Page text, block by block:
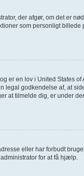
der afgør, om det er
som personligt
er en lov i United States
godkendelse af, at
at tilmelde dig, er under
eller har forbudt
for at få hjælp.